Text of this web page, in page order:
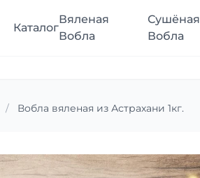
Каталог
Вяленая
Вобла
Сушёная
Вобла
/ Вобла вяленая из Астрахани 1кг.